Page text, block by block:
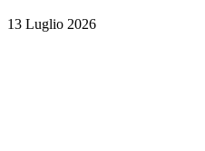
13 Luglio 2026